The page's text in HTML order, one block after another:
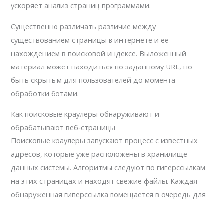
ускоряет анализ страниц программами.
Существенно различать различие между
существованием страницы в интернете и её
нахождением в поисковой индексе. Выложенный
материал может находиться по заданному URL, но
быть скрытым для пользователей до момента
обработки ботами.
Как поисковые краулеры обнаруживают и
обрабатывают веб‑страницы
Поисковые краулеры запускают процесс с известных
адресов, которые уже расположены в хранилище
данных системы. Алгоритмы следуют по гиперссылкам
на этих страницах и находят свежие файлы. Каждая
обнаруженная гиперссылка помещается в очередь для